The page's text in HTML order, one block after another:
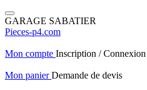
GARAGE SABATIER
Pieces-p4.com
Mon compte Inscription / Connexion
Mon panierDemande de devis